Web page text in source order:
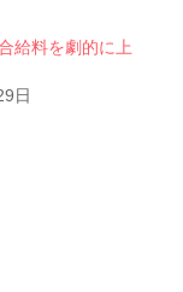
給料を劇的に上
日